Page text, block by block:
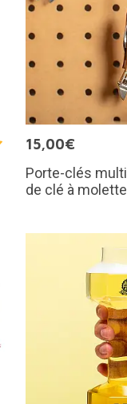
15,00€
Porte-clés
de clé à molette